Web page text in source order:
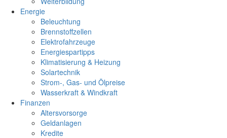
Energie
Beleuchtung
Brennstoffzellen
Elektrofahrzeuge
Energiespartipps
Klimatisierung & Heizung
Solartechnik
Strom-, Gas- und Ölpreise
Wasserkraft & Windkraft
Finanzen
Altersvorsorge
Geldanlagen
Kredite